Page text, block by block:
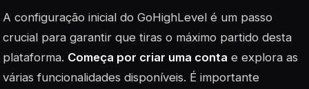
A configuração inicial do GoHighLevel é um passo
crucial para garantir que tiras o máximo partido desta
plataforma. Começa por criar uma conta e explora as
várias funcionalidades disponíveis. É importante